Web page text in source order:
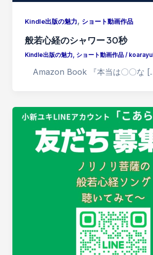
Kindle出版の魅力, ショート動画作品
般若心経のシャワー 30秒
Kindle出版の魅力, ショート動画作品/
Amazon Book 『本当は〇〇な